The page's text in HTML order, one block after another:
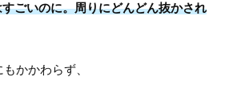
ごいのに。周りにどんどん抜かされ
かかわらず、